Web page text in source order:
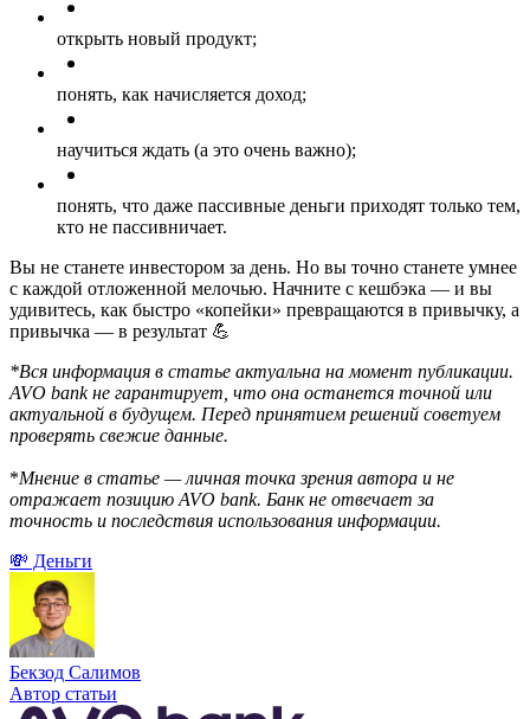
открыть новый продукт;
понять, как начисляется доход;
научиться ждать (а это очень важно);
понять, что даже пассивные деньги приходят только тем,
кто не пассивничает.
Вы не станете инвестором за день. Но вы точно станете умнее
с каждой отложенной мелочью. Начните с кешбэка — и вы
удивитесь, как быстро «копейки» превращаются в привычку, а
привычка — в результат 💪
*Вся информация в статье актуальна на момент публикации.
AVO bank не гарантирует, что она останется точной или
актуальной в будущем. Перед принятием решений советуем
проверять свежие данные.
*Мнение в статье — личная точка зрения автора и не
отражает позицию AVO bank. Банк не отвечает за
точность и последствия использования информации.
💸 Деньги
Бекзод Салимов
Автор статьи